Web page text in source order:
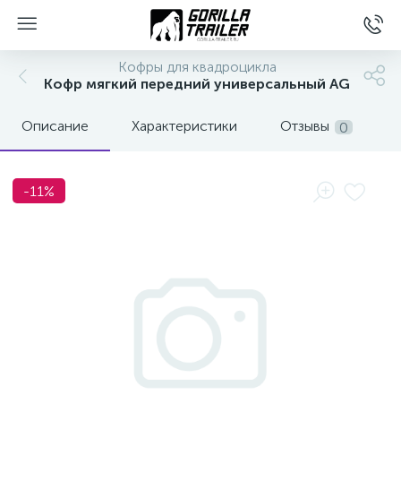
Кофры для квадроцикла
Кофр мягкий передний универсальный AG
Описание Характеристики Отзывы 0
-11%